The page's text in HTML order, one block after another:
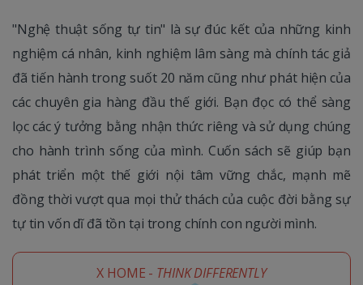
"Nghệ thuật sống tự tin" là sự đúc kết của những kinh
nghiệm cá nhân, kinh nghiệm lâm sàng mà chính tác giả
đã tiến hành trong suốt 20 năm cũng như phát hiện của
các chuyên gia hàng đầu thế giới. Bạn đọc có thể sàng
lọc các ý tưởng bằng nhận thức riêng và sử dụng chúng
cho hành trình sống của mình. Cuốn sách sẽ giúp bạn
phát triển một thế giới nội tâm vững chắc, mạnh mẽ
đồng thời vượt qua mọi thử thách của cuộc đời bằng sự
tự tin vốn dĩ đã tồn tại trong chính con người mình.
X HOME - THINK DIFFERENTLY